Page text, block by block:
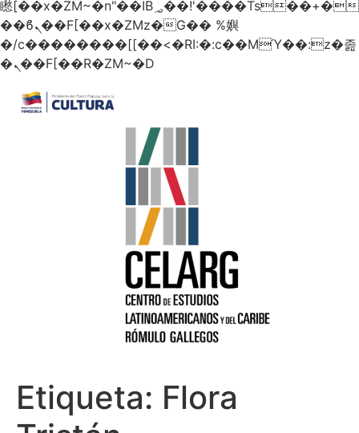
矁[��x�ZM~�n"��IB؃��!'����Тѕ��+��(m��IK�ʭ�/|
��ϐܢ��F[��x�ZMz�G�� %嬩
�/c��������[[��<�RI:�:c��MΎ��:z�졾
�ܢ��F[��R�ZM~�D
Etiqueta: Flora